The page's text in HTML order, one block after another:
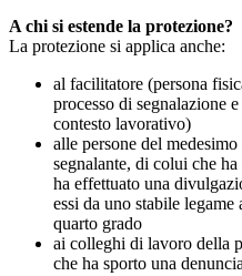
A chi si estende la protezione?
La protezione si applica anche:
al facilitatore (persona
processo di segnalazione
contesto lavorativo)
alle persone del
segnalante, di colui che
ha effettuato una
essi da uno stabile
quarto grado
ai colleghi di lavoro della
che ha sporto una